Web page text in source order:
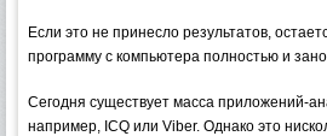
Если это не принесло результатов,
программу с компьютера полностью и
Сегодня существует масса приложений-
например, ICQ или Viber. Однако это